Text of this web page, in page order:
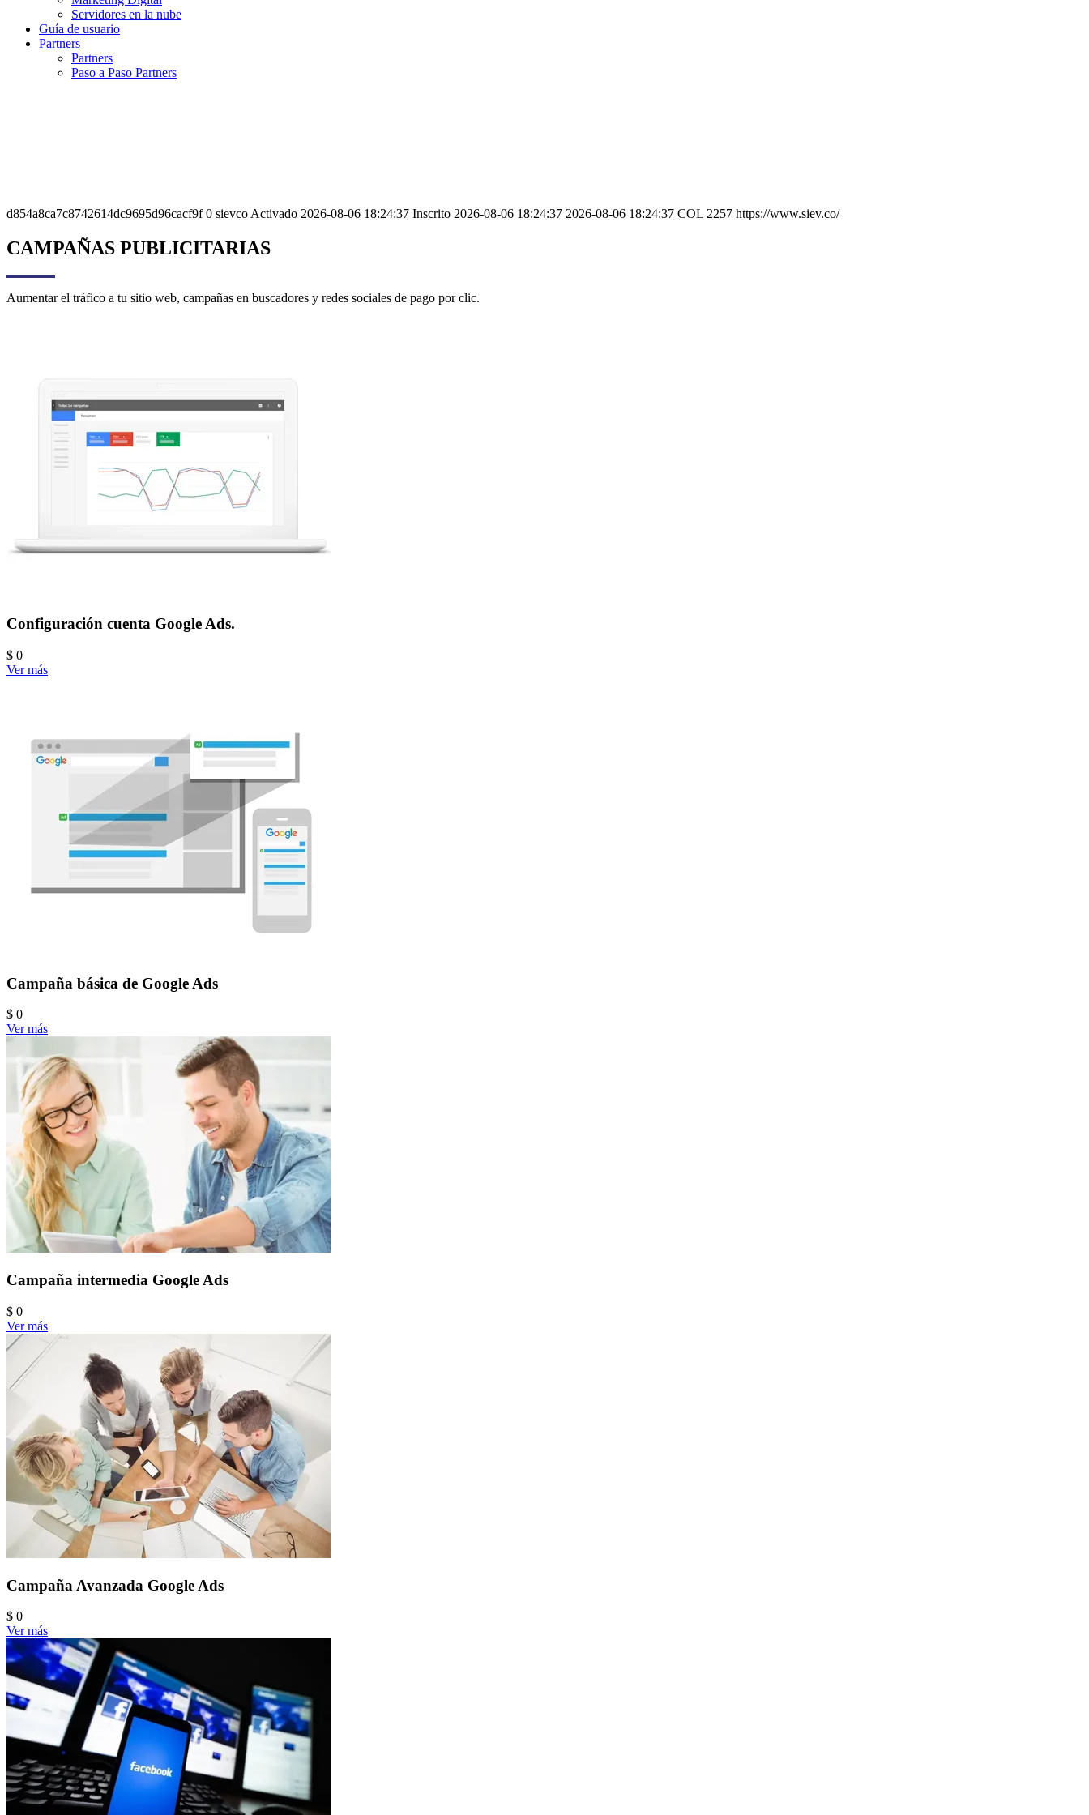
Servidores en la nube
Guía de usuario
Partners
Partners
Paso a Paso Partners
d854a8ca7c8742614dc9695d96cacf9f 0 sievco Activado 2026-08-06 18:24:37 Inscrito 2026-08-06 18:24:37 2026-08-06 18:24:37 COL 2257 https://www.siev.co/
CAMPAÑAS PUBLICITARIAS
Aumentar el tráfico a tu sitio web, campañas en buscadores y redes sociales de pago por clic.
Configuración cuenta Google Ads.
$ 0
Ver más
Campaña básica de Google Ads
$ 0
Ver más
Campaña intermedia Google Ads
$ 0
Ver más
Campaña Avanzada Google Ads
$ 0
Ver más